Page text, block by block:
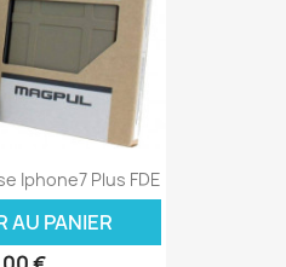
Iphone7 Plus FDE
AU PANIER